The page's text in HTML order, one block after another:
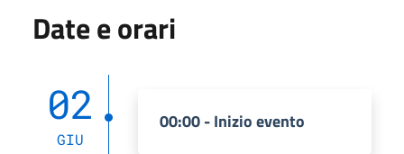
Date e orari
02
GIU
00:00 - Inizio evento